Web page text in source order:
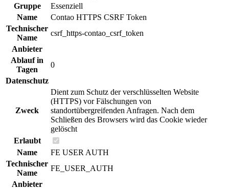
Gruppe
Essenziell
Name
Contao HTTPS CSRF Token
Technischer
Name
csrf_https-contao_csrf_token
Anbieter
Ablauf in
Tagen
0
Datenschutz
Zweck
Dient zum Schutz der verschlüsselten Website
(HTTPS) vor Fälschungen von
standortübergreifenden Anfragen. Nach dem
Schließen des Browsers wird das Cookie wieder
gelöscht
Erlaubt
Name
FE USER AUTH
Technischer
Name
FE_USER_AUTH
Anbieter